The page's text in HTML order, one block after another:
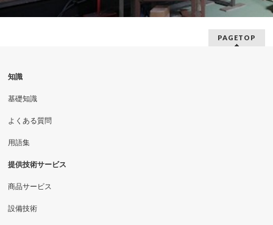
PAGETOP
知識
基礎知識
よくある質問
用語集
提供技術サービス
商品サービス
設備技術